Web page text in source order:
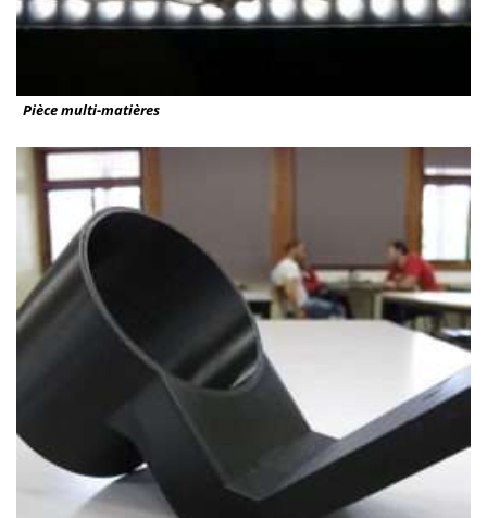
Pièce multi-matières